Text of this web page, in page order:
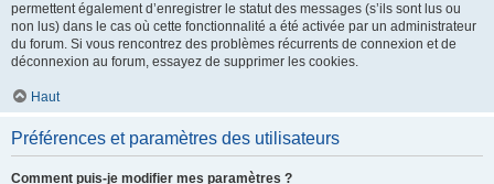
permettent également d’enregistrer le statut des messages (s’ils sont lus ou
non lus) dans le cas où cette fonctionnalité a été activée par un administrateur
du forum. Si vous rencontrez des problèmes récurrents de connexion et de
déconnexion au forum, essayez de supprimer les cookies.
Haut
Préférences et paramètres des utilisateurs
Comment puis-je modifier mes paramètres ?